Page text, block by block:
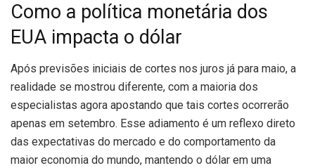
Como a política monetária dos
EUA impacta o dólar
Após previsões iniciais de cortes nos juros já para maio, a
realidade se mostrou diferente, com a maioria dos
especialistas agora apostando que tais cortes ocorrerão
apenas em setembro. Esse adiamento é um reflexo direto
das expectativas do mercado e do comportamento da
maior economia do mundo, mantendo o dólar em uma